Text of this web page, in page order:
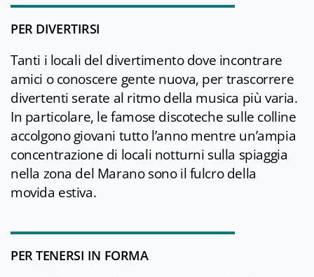
PER DIVERTIRSI
Tanti i locali del divertimento dove incontrare
amici o conoscere gente nuova, per trascorrere
divertenti serate al ritmo della musica più varia.
In particolare, le famose discoteche sulle colline
accolgono giovani tutto l’anno mentre un’ampia
concentrazione di locali notturni sulla spiaggia
nella zona del Marano sono il fulcro della
movida estiva.
PER TENERSI IN FORMA